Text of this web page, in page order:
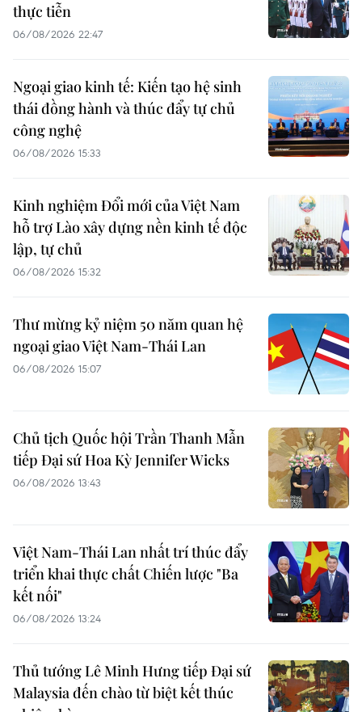
thực tiễn
06/08/2026 22:47
Ngoại giao kinh tế: Kiến tạo hệ sinh
thái đồng hành và thúc đẩy tự chủ
công nghệ
06/08/2026 15:33
Kinh nghiệm Đổi mới của Việt Nam
hỗ trợ Lào xây dựng nền kinh tế độc
lập, tự chủ
06/08/2026 15:32
Thư mừng kỷ niệm 50 năm quan hệ
ngoại giao Việt Nam-Thái Lan
06/08/2026 15:07
Chủ tịch Quốc hội Trần Thanh Mẫn
tiếp Đại sứ Hoa Kỳ Jennifer Wicks
06/08/2026 13:43
Việt Nam-Thái Lan nhất trí thúc đẩy
triển khai thực chất Chiến lược "Ba
kết nối"
06/08/2026 13:24
Thủ tướng Lê Minh Hưng tiếp Đại sứ
Malaysia đến chào từ biệt kết thúc